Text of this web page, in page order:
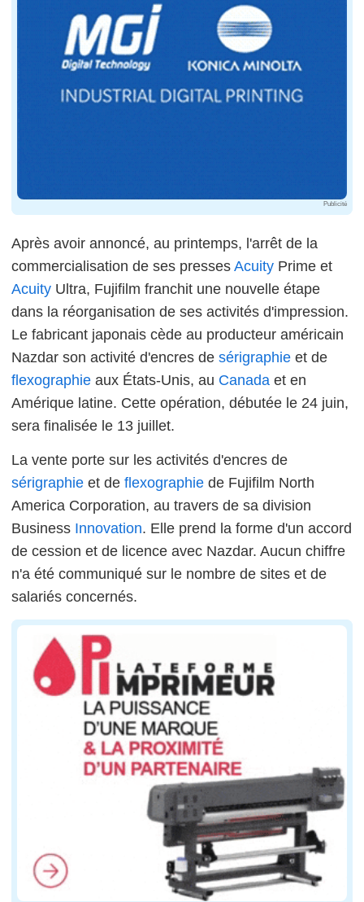
Publicité
Après avoir annoncé, au printemps, l'arrêt de la
commercialisation de ses presses Acuity Prime et
Acuity Ultra, Fujifilm franchit une nouvelle étape
dans la réorganisation de ses activités d'impression.
Le fabricant japonais cède au producteur américain
Nazdar son activité d'encres de sérigraphie et de
flexographie aux États-Unis, au Canada et en
Amérique latine. Cette opération, débutée le 24 juin,
sera finalisée le 13 juillet.
La vente porte sur les activités d'encres de
sérigraphie et de flexographie de Fujifilm North
America Corporation, au travers de sa division
Business Innovation. Elle prend la forme d'un accord
de cession et de licence avec Nazdar. Aucun chiffre
n'a été communiqué sur le nombre de sites et de
salariés concernés.